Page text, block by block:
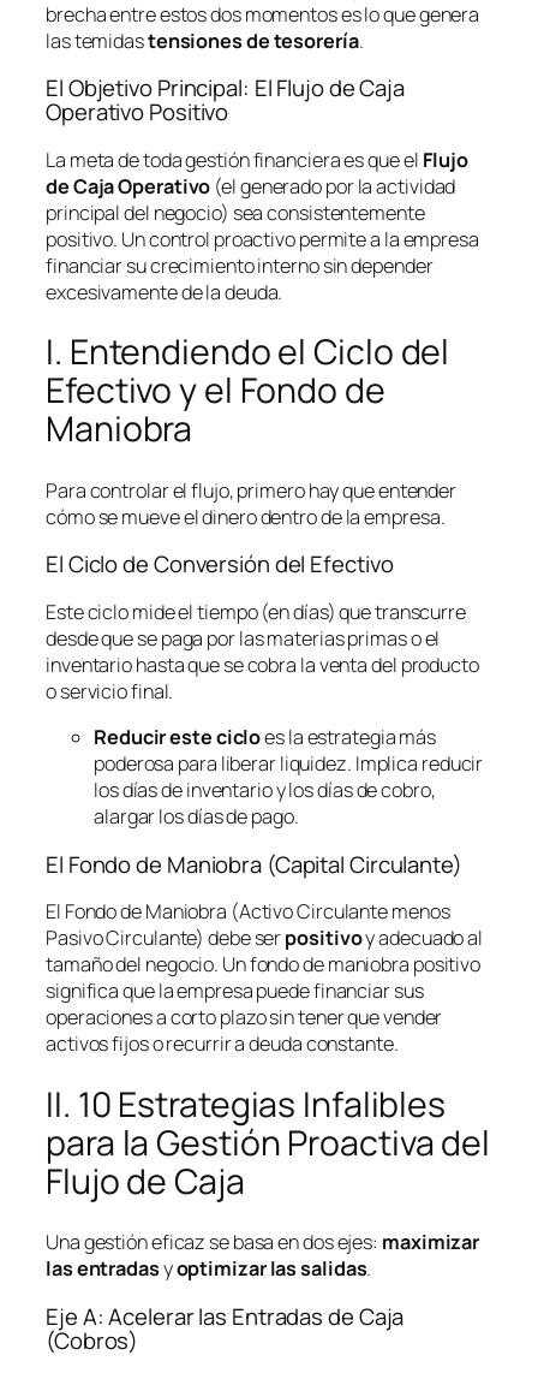
brecha entre estos dos momentos es lo que genera
las temidastensiones de tesorería.
El Objetivo Principal: El Flujo de Caja
Operativo Positivo
La meta de toda gestión financiera es que el Flujo
de Caja Operativo (el generado por la actividad
principal del negocio) sea consistentemente
positivo. Un control proactivo permite a la empresa
financiar su crecimiento interno sin depender
excesivamente de la deuda.
I. Entendiendo el Ciclo del
Efectivo y el Fondo de
Maniobra
Para controlar el flujo, primero hay que entender
cómo se mueve el dinero dentro de la empresa.
El Ciclo de Conversión del Efectivo
Este ciclo mide el tiempo (en días) que transcurre
desde que se paga por las materias primas o el
inventario hasta que se cobra la venta del producto
o servicio final.
Reducir este cicloes la estrategia más
poderosa para liberar liquidez. Implica reducir
los días de inventario y los días de cobro,
alargar los días de pago.
El Fondo de Maniobra (Capital Circulante)
El Fondo de Maniobra (Activo Circulante menos
Pasivo Circulante) debe serpositivoy adecuado al
tamaño del negocio. Un fondo de maniobra positivo
significa que la empresa puede financiar sus
operaciones a corto plazo sin tener que vender
activos fijos o recurrir a deuda constante.
II. 10 Estrategias Infalibles
para la Gestión Proactiva del
Flujo de Caja
Una gestión eficaz se basa en dos ejes: maximizar
las entradasyoptimizar las salidas.
Eje A: Acelerar las Entradas de Caja
(Cobros)